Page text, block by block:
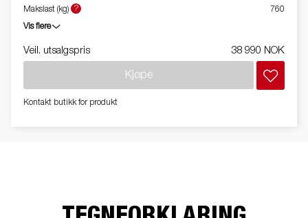
Makslast (kg)
? 760
Vis flere
Veil. utsalgspris 38 990 NOK
Kjøpe
Kontakt butikk for produkt